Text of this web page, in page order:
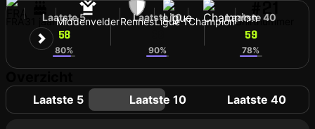
31 jaarMiddenvelderRennesLigue 1ChampionShirtnummer
Laatste 5
58
80%
Laatste 10
90%
Laatste 40
59
78%
Laatste 5 Laatste 10 Laatste 40